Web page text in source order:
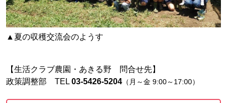
▲夏の収穫交流会のようす
【生活クラブ農園・あきる野 問合せ先】
政策調整部 TEL 03-5426-5204 （月～金 9:00～17:00）